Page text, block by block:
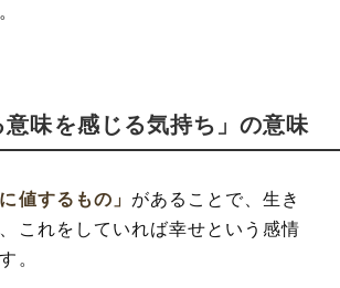
意味を感じる気持ち」の意味
値するもの」 があることで、生き
これをしていれば幸せという感情
。